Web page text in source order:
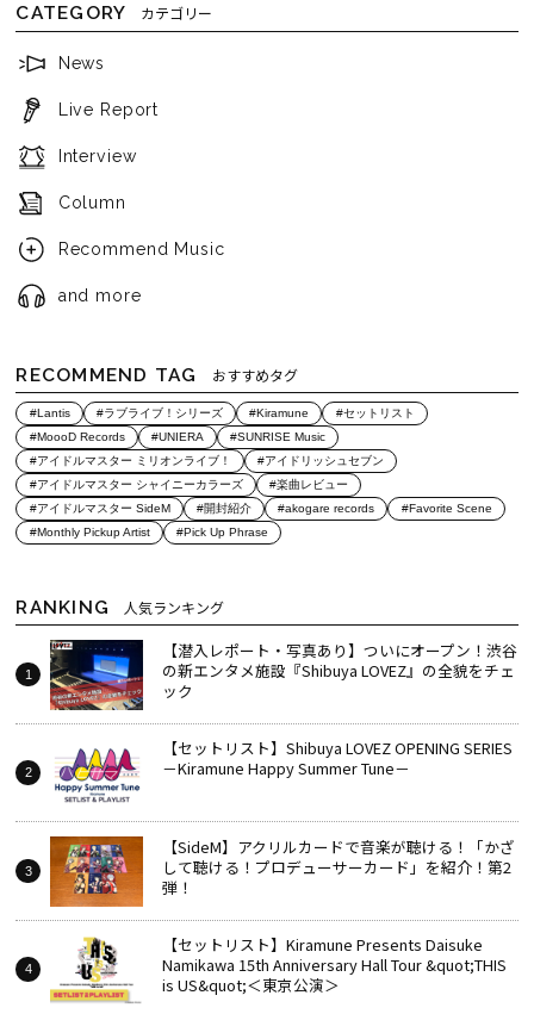
CATEGORY カテゴリー
News
Live Report
Interview
Column
Recommend Music
and more
RECOMMEND TAG おすすめタグ
#Lantis #ラブライブ！シリーズ #Kiramune
#セットリスト
#MoooD Records
#UNIERA
#SUNRISE Music
#アイドルマスター ミリオンライブ！
#アイドリッシュセブン
#アイドルマスター シャイニーカラーズ
#楽曲レビュー
#アイドルマスター SideM
#開封紹介 #akogare records
#Favorite Scene
#Monthly Pickup Artist
#Pick Up Phrase
RANKING 人気ランキング
【潜入レポート・写真あり】ついにオープン！渋谷
の新エンタメ施設『Shibuya LOVEZ』の全貌をチェ
ック
【セットリスト】Shibuya LOVEZ OPENING SERIES
－Kiramune Happy Summer Tune－
【SideM】アクリルカードで音楽が聴ける！「かざ
して聴ける！プロデューサーカード」を紹介！第2
弾！
【セットリスト】Kiramune Presents Daisuke
Namikawa 15th Anniversary Hall Tour &quot;THIS
is US&quot;＜東京公演＞